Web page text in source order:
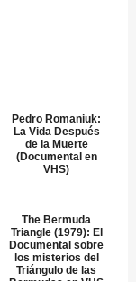
Pedro Romaniuk:
La Vida Después
de la Muerte
(Documental en
VHS)
The Bermuda
Triangle (1979): El
Documental sobre
los misterios del
Triángulo de las